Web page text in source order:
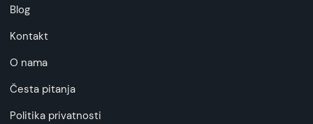
Blog
Kontakt
O nama
Česta pitanja
Politika privatnosti